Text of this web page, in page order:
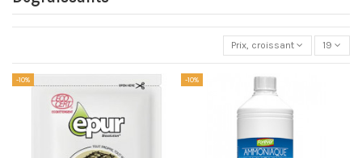
Prix, croissant 19
-10% -10%